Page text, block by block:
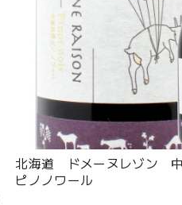
北海道 ドメーヌレゾン
ピノノワール